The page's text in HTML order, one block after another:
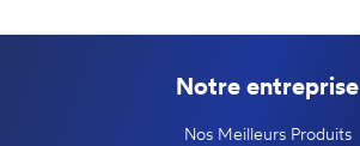
Notre entreprise
Nos Meilleurs Produits